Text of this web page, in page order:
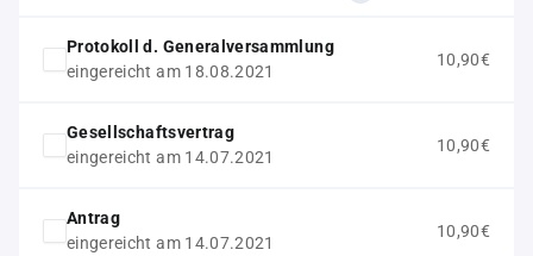
Protokoll d. Generalversammlung
eingereicht am 18.08.2021
10,90€
Gesellschaftsvertrag
eingereicht am 14.07.2021
10,90€
Antrag
eingereicht am 14.07.2021
10,90€